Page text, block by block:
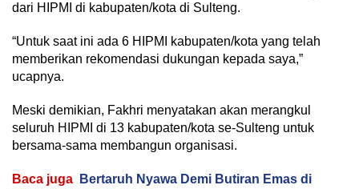
dari HIPMI di kabupaten/kota di Sulteng.
“Untuk saat ini ada 6 HIPMI kabupaten/kota yang telah
memberikan rekomendasi dukungan kepada saya,”
ucapnya.
Meski demikian, Fakhri menyatakan akan merangkul
seluruh HIPMI di 13 kabupaten/kota se-Sulteng untuk
bersama-sama membangun organisasi.
Baca juga
Bertaruh Nyawa Demi Butiran Emas di